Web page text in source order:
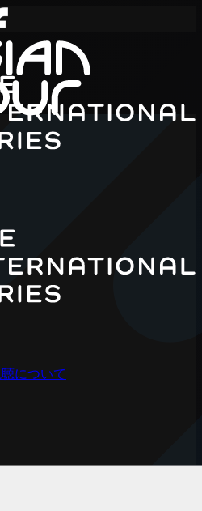
について